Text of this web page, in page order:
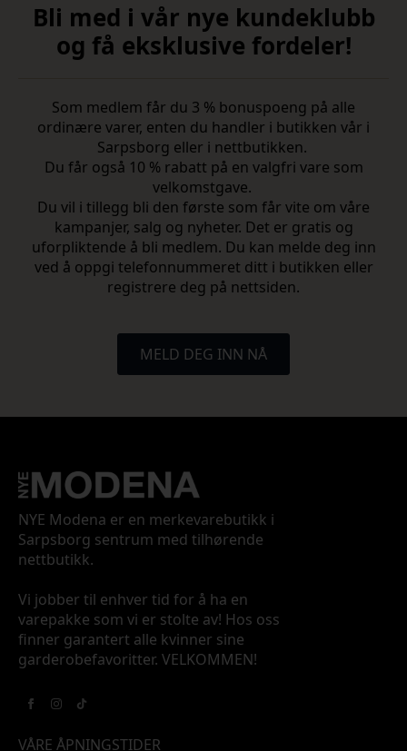
Bli med i vår nye kundeklubb
og få eksklusive fordeler!
Som medlem får du 3 % bonuspoeng på alle
ordinære varer, enten du handler i butikken vår i
Sarpsborg eller i nettbutikken.
Du får også 10 % rabatt på en valgfri vare som
velkomstgave.
Du vil i tillegg bli den første som får vite om våre
kampanjer, salg og nyheter. Det er gratis og
uforpliktende å bli medlem. Du kan melde deg inn
ved å oppgi telefonnummeret ditt i butikken eller
registrere deg på nettsiden.
MELD DEG INN NÅ
NYE Modena er en merkevarebutikk i
Sarpsborg sentrum med tilhørende
nettbutikk.
Vi jobber til enhver tid for å ha en
varepakke som vi er stolte av! Hos oss
finner garantert alle kvinner sine
garderobefavoritter. VELKOMMEN!
VÅRE ÅPNINGSTIDER